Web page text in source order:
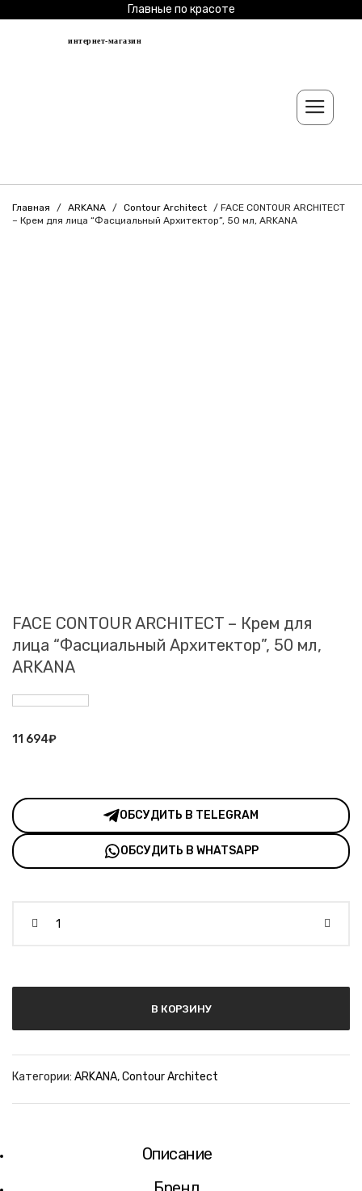
Главные по красоте
интернет-магазин
Главная / ARKANA / Contour Architect / FACE CONTOUR ARCHITECT
– Крем для лица “Фасциальный Архитектор”, 50 мл, ARKANA
FACE CONTOUR ARCHITECT – Крем для
лица “Фасциальный Архитектор”, 50 мл,
ARKANA
11 694₽
ОБСУДИТЬ В TELEGRAM
ОБСУДИТЬ В WHATSAPP
В КОРЗИНУ
Категории: ARKANA,Contour Architect
Описание